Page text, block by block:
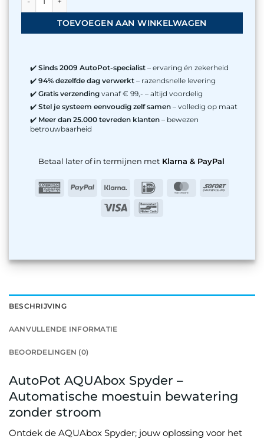
BESCHRIJVING
AANVULLENDE INFORMATIE
BEOORDELINGEN (0)
AutoPot AQUAbox Spyder –
Automatische moestuin bewatering
zonder stroom
Ontdek de AQUAbox Spyder; jouw oplossing voor het
TOEVOEGEN AAN WINKELWAGEN
✔️Sinds 2009 AutoPot-specialist – ervaring én zekerheid
✔️94% dezelfde dag verwerkt – razendsnelle levering
✔️Gratis verzending vanaf € 99,- – altijd voordelig
✔️Stel je systeem eenvoudig zelf samen – volledig op maat
✔️ Meer dan 25.000 tevreden klanten – bewezen
betrouwbaarheid
Betaal later of in termijnen metKlarna & PayPal
AmericanPayPal Klarna IDeal MasterCard
Sofort
Visa